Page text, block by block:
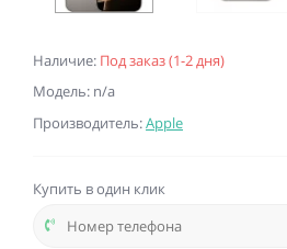
Наличие: Под заказ (1-2 дня)
Модель: n/a
Производитель:Apple
Купить в один клик